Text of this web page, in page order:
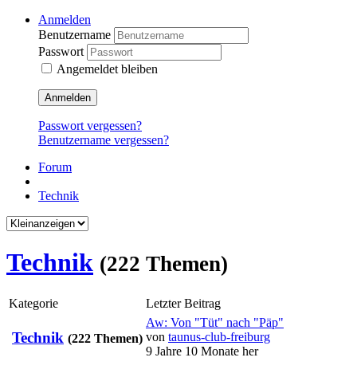
Anmelden
Benutzername
Passwort
Angemeldet bleiben
Anmelden
Passwort vergessen?
Benutzername vergessen?
Forum
Technik
Technik (222 Themen)
Kategorie Letzter Beitrag
Technik (222 Themen)
Aw: Von "Tüt" nach "Päp"
von taunus-club-freiburg
9 Jahre 10 Monate her